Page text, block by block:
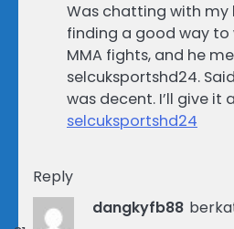
Was chatting with
finding a good way
MMA fights, and he
selcuksportshd24.
was decent. I’ll give it
selcuksportshd24
Reply
dangkyfb88